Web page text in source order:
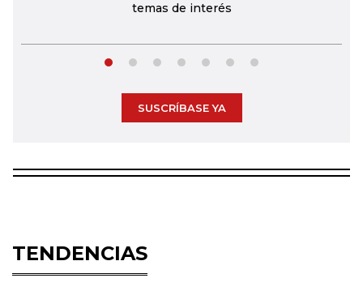
temas de interés
SUSCRÍBASE YA
TENDENCIAS